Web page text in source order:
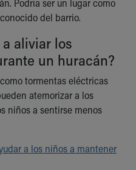
Podría ser un lugar como
del barrio.
aliviar los
un huracán?
tormentas eléctricas
atemorizar a los
niños a sentirse menos
a los niños a mantener